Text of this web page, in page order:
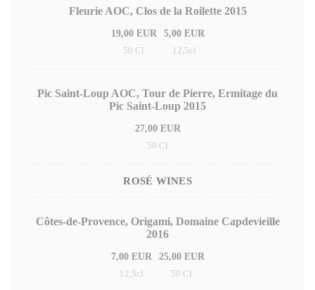
Fleurie AOC, Clos de la Roilette 2015
19,00 EUR
50 Cl
5,00 EUR
12,5cl
Pic Saint-Loup AOC, Tour de Pierre, Ermitage du
Pic Saint-Loup 2015
27,00 EUR
50 Cl
ROSÉ WINES
Côtes-de-Provence, Origami, Domaine Capdevieille
2016
7,00 EUR
12,5cl
25,00 EUR
50 Cl